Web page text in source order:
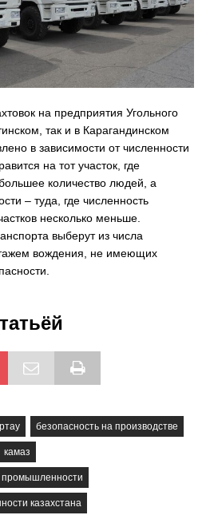
на предприятия Угольного
так и в Карагандинском
в зависимости от численности
на тот участок, где
количество людей, а
– туда, где численность
несколько меньше.
выберут из числа
вождения, не имеющих
безопасность на производстве
камаз
казахстана